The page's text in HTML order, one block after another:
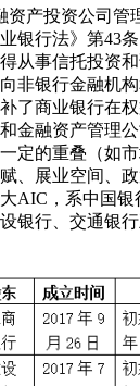
资产投资公司管
银行法》第43
从事信托投资
非银行金融机
了商业银行在
金融资产管理
定的重叠（如
、展业空间、
AIC，系中国银
银行、交通银